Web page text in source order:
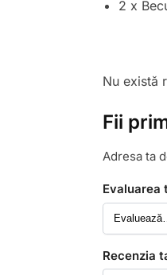
2 x
Nu există
Fii
Adresa ta
Evaluarea
Recenzia